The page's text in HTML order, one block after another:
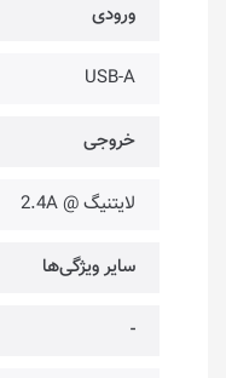
ورودی
USB-A
خروجی
لایتنیگ @ 2.4A
سایر ویژگی‌ها
-